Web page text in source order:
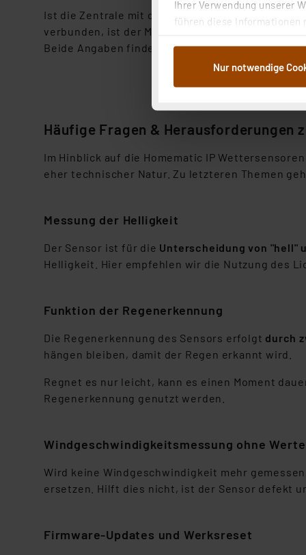
Ihrer Verwendung unserer
führen diese Informationen
Weiterverarbeitung für die
Abs.1a DSG-VO) zu. Eine
anpassen oder widerrufen.
Auswertung und Analyse
dazu führen, dass die
dieser Drittanbieter umfasst
Für die USA besteht kein
Datenschutz nach EU-
Kommission sowie einer
Daten, verbundenen Risiken.“
Nur notwendige
Ist die Zentrale mit dem Internet verbunden,
verbunden, ist der Modus "Homematic IP Gerät
Beide Angaben findet man auf demQR-Code-
Häufige Fragen & Herausforderungen
Im Hinblick auf die Homematic IP
eher technischer Natur. Zu letzteren Themen
Messung der Helligkeit
Der Sensor ist für die Unterscheidung von "hell"
Helligkeit. Hier empfehlen wir die Nutzung des
Funktion der Regenerkennung
Die Regenerkennung des Sensors erfolgt durch
hängen bleiben, damit der Regen erkannt wird.
Regnet es nur leicht, kann es einen Moment
Regenerkennung genutzt werden.
Windgeschwindigkeitsmessung ohne Werte
Wird keine Windgeschwindigkeit mehr
ersetzen. Hilft dies nicht, ist der Sensor defekt
Firmware-Updates und Werksreset